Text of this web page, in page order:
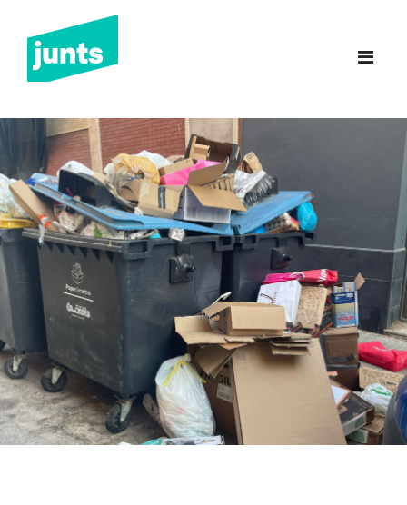
Junts Sant Feliu de
Guíxols
INICI
CANDIDATURA 2023
NOTÍCIES
BUTLLETINS
INCIDÈNCIES
CONTACTE